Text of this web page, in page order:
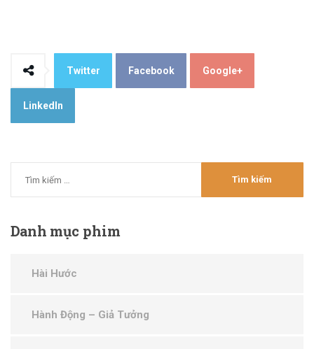
Twitter Facebook Google+
LinkedIn
Danhmục phim
Hài Hước
Hành Động – Giả Tưởng